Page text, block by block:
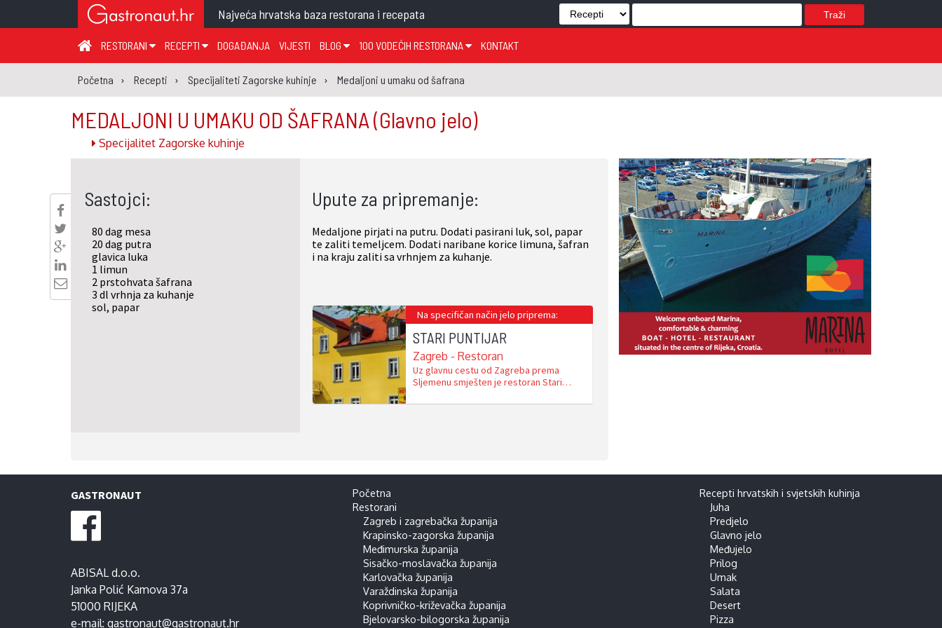
Najveća hrvatska baza restorana i recepata Traži
RESTORANI
ZAGREB I ZAGREBAČKA ŽUPANIJA
KRAPINSKO-ZAGORSKA ŽUPANIJA
MEĐIMURSKA ŽUPANIJA
SISAČKO-MOSLAVAČKA ŽUPANIJA
KARLOVAČKA ŽUPANIJA
VARAŽDINSKA ŽUPANIJA
KOPRIVNIČKO-KRIŽEVAČKA ŽUPANIJA
VIROVITIČKO-PODRAVSKA ŽUPANIJA
POŽEŠKO-SLAVONSKA ŽUPANIJA
OSJEČKO-BARANJSKA ŽUPANIJA
ŠIBENSKO-KNINSKA ŽUPANIJA
VUKOVARSKO-SRIJEMSKA ŽUPANIJA
SPLITSKO-DALMATINSKA ŽUPANIJA
ISTARSKA ŽUPANIJA
RECEPTI
JUHA
PREDJELO
GLAVNO JELO
MEĐUJELO
PRILOG
UMAK
SALATA
DOGAĐANJA VIJESTI BLOG
TEMA TJEDNA
KLUB
GASTRO REGIJE
100 VODEĆIH RESTORANA
GLASANJE
KONTAKT
Početna Recepti Specijaliteti Zagorske kuhinje Medaljoni u umaku od šafrana
MEDALJONI U UMAKU OD ŠAFRANA(Glavno jelo)
Specijalitet Zagorske kuhinje
Sastojci:
80 dag mesa
20 dag putra
glavica luka
1 limun
2 prstohvata šafrana
3 dl vrhnja za kuhanje
sol, papar
Upute za pripremanje:
Medaljone pirjati na putru. Dodati pasirani luk, sol, papar
te zaliti temeljcem. Dodati naribane korice limuna, šafran
i na kraju zaliti sa vrhnjem za kuhanje.
Na specifičan način jelo priprema:
STARI PUNTIJAR
Zagreb - Restoran
Uz glavnu cestu od Zagreba prema
Sljemenu smješten je restoran Stari
obiteljske ugostiteljske tradicije sada je
može …
GASTRONAUT
ABISAL d.o.o.
Janka Polić Kamova 37a
51000 RIJEKA
e-mail: gastronaut@gastronaut.hr
Početna
Restorani
Zagreb i zagrebačka županija
Krapinsko-zagorska županija
Međimurska županija
Sisačko-moslavačka županija
Karlovačka županija
Varaždinska županija
Koprivničko-križevačka županija
Bjelovarsko-bilogorska županija
Recepti hrvatskih i svjetskih kuhinja
Juha
Predjelo
Glavno jelo
Međujelo
Prilog
Umak
Salata
Desert
Pizza